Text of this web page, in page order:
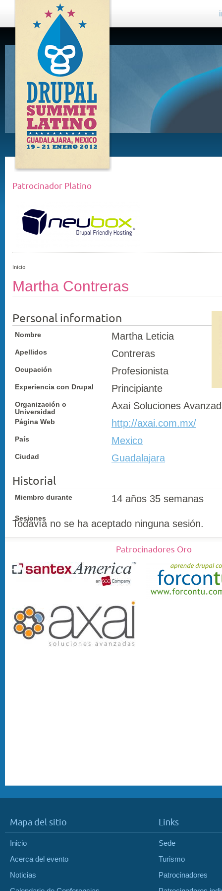
DRUPAL
SUMMIT
LATINO,
GUADALAJARA
2012
Patrocinador Platino
Inicio
Martha Contreras
Personal information
Nombre Martha Leticia
Apellidos Contreras
Ocupación Profesionista
Experiencia con Drupal Principiante
Organización o
Universidad
Axai Soluciones
Página Web http://axai.com.mx/
País Mexico
Ciudad Guadalajara
Historial
Miembro durante 14 años 35 semanas
Sesiones
Todavía no se ha aceptado ninguna sesión.
Patrocinadores Oro
Mapa del sitio
Inicio
Acerca del evento
Noticias
Links
Sede
Turismo
Patrocinadores